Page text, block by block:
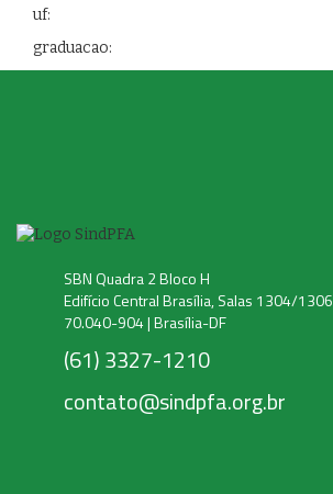
uf:
graduacao:
SBN Quadra 2 Bloco H
Edifício Central Brasília, Salas 1304/1306
70.040-904 | Brasília-DF
(61) 3327-1210
contato@sindpfa.org.br